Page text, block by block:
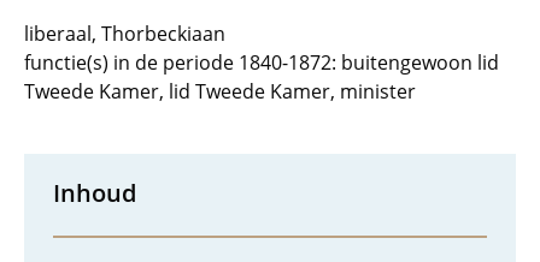
liberaal, Thorbeckiaan
functie(s) in de periode 1840-1872: buitengewoon lid
Tweede Kamer, lid Tweede Kamer, minister
Inhoud